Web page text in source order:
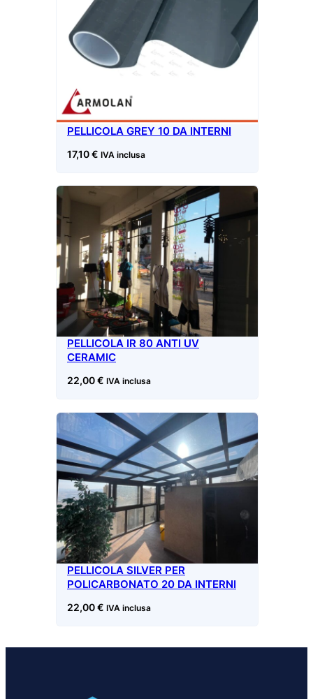
PELLICOLA GREY 10 DA INTERNI
17,10€ IVA inclusa
PELLICOLA IR 80 ANTI UV
CERAMIC
22,00€ IVA inclusa
PELLICOLA SILVER PER
POLICARBONATO 20 DA INTERNI
22,00€ IVA inclusa